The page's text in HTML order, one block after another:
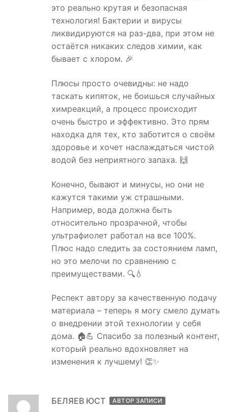
это реально крутая и безопасная
технология! Бактерии и вирусы
ликвидируются на раз-два, при этом не
остаётся никаких следов химии, как
бывает с хлором. 🎉
Плюсы просто очевидны: не надо
таскать кипяток, не боишься случайных
химреакций, а процесс происходит
очень быстро и эффективно. Это прям
находка для тех, кто заботится о своём
здоровье и хочет наслаждаться чистой
водой без неприятного запаха. 🙌
Конечно, бывают и минусы, но они не
кажутся такими уж страшными.
Например, вода должна быть
относительно прозрачной, чтобы
ультрафиолет работал на все 100%.
Плюс надо следить за состоянием ламп,
но это мелочи по сравнению с
преимуществами. 🔍💧
Респект автору за качественную подачу
материала – теперь я могу смело думать
о внедрении этой технологии у себя
дома. 🏠💪 Спасибо за полезный контент,
который реально вдохновляет на
изменения к лучшему! 👏✨
БЕЛЯЕВ ЮСТ АВТОР ЗАПИСИ